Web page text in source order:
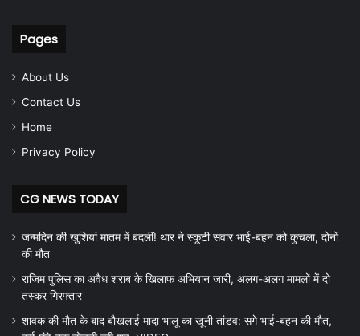
Pages
About Us
Contact Us
Home
Privacy Policy
CG NEWS TODAY
जन्मदिन की खुशियां मातम में बदलीं! थार ने स्कूटी सवार भाई-बहन को कुचला, दोनों
की मौत
राजिम पुलिस का अवैध शराब के खिलाफ अभियान जारी, अलग-अलग मामलों में दो
तस्कर गिरफ्तार
शावक की मौत के बाद बौखलाई मादा भालू का खूनी तांडव: सगे भाई-बहन की मौत,